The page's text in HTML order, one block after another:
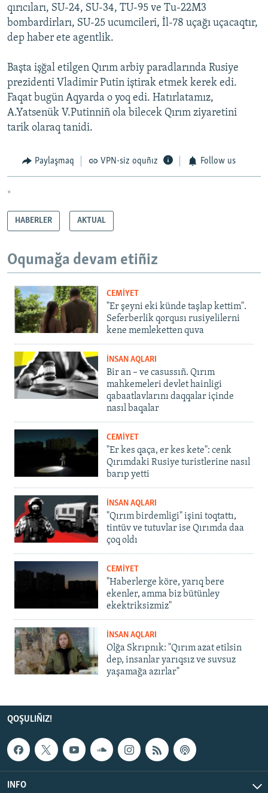
qırıcıları, SU-24, SU-34, TU-95 ve Tu-22M3
bombardirları, SU-25 ucumcileri, İl-78 uçağı uçacaqtır,
dep haber ete agentlik.
Başta işğal etilgen Qırım arbiy paradlarında Rusiye
prezidenti Vladimir Putin iştirak etmek kerek edi.
Faqat bugün Aqyarda o yoq edi. Hatırlatamız,
A.Yatsenük V.Putinniñ ola bilecek Qırım ziyaretini
tarik olaraq tanidi.
Paylaşmaq VPN-siz oquñız Follow us
*
HABERLER AKTUAL
Oqumağa devam etiñiz
CEMİYET
"Er şeyni eki künde taşlap kettim".
Seferberlik qorqusı rusiyelilerni
kene memleketten quva
İNSAN AQLARI
Bir an – ve casussıñ. Qırım
mahkemeleri devlet hainligi
qabaatlavlarını daqqalar içinde
nasıl baqalar
CEMİYET
"Er kes qaça, er kes kete": cenk
Qırımdaki Rusiye turistlerine nasıl
barıp yetti
İNSAN AQLARI
"Qırım birdemligi" işini toqtattı,
tintüv ve tutuvlar ise Qırımda daa
çoq oldı
CEMİYET
"Haberlerge köre, yarıq bere
ekenler, amma biz bütünley
ekektriksizmiz"
İNSAN AQLARI
Olğa Skrıpnık: "Qırım azat etilsin
dep, insanlar yarıqsız ve suvsuz
yaşamağa azırlar"
QOŞULIÑIZ!
INFO